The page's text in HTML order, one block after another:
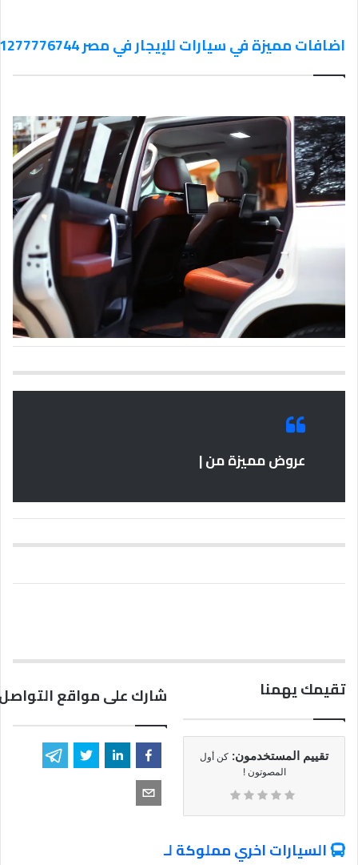
اضافات مميزة في سيارات للإيجار في مصر 01277776744
عروض مميزة من |
تقيمك يهمنا
تقييم المستخدمون: كن أول
المصوتون !
شارك على مواقع
السيارات اخري مملوكة لـ